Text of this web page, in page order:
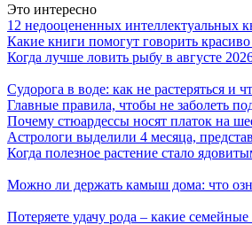
Это интересно
12 недооцененных интеллектуальных
Какие книги помогут говорить
Когда лучше ловить рыбу в августе
Судорога в воде: как не растеряться и
Главные правила, чтобы не заболеть
Почему стюардессы носят платок на
Астрологи выделили 4 месяца,
Когда полезное растение стало
Можно ли держать камыш дома: что
Потеряете удачу рода – какие